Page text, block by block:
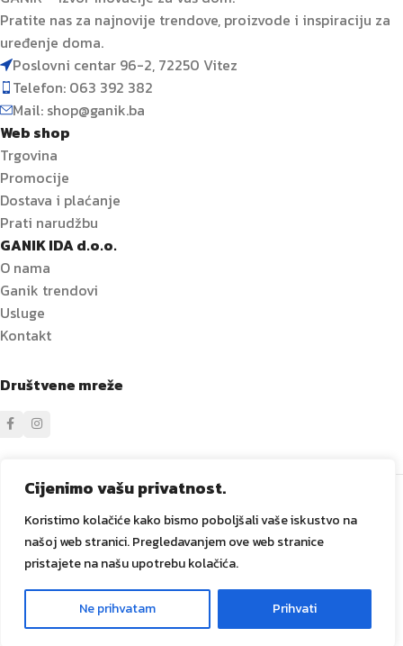
Cijenimo vašu privatnost.
Koristimo kolačiće kako bismo poboljšali vaše iskustvo na
našoj web stranici. Pregledavanjem ove web stranice
pristajete na našu upotrebu kolačića.
Ne prihvatam Prihvati
Pratite nas za najnovije trendove, proizvode i inspiraciju za
uređenje doma.
Poslovni centar 96-2, 72250 Vitez
Telefon: 063 392 382
Mail: shop@ganik.ba
Web shop
Trgovina
Promocije
Dostava i plaćanje
Prati narudžbu
GANIK IDA d.o.o.
O nama
Ganik trendovi
Usluge
Kontakt
Društvene mreže
Sve prava zadržanaGANIKIDA D.O.O. Vitez
Pumpa za vodu PRISMA 45
5N
CIJENA NA
UPIT